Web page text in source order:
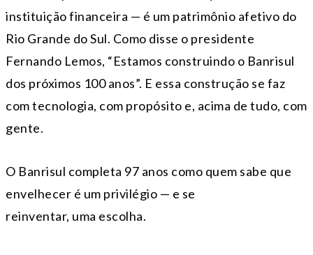
instituição financeira — é um patrimônio afetivo do
Rio Grande do Sul. Como disse o presidente
Fernando Lemos, “Estamos construindo o Banrisul
dos próximos 100 anos”. E essa construção se faz
com tecnologia, com propósito e, acima de tudo, com
gente.
O Banrisul completa 97 anos como quem sabe que
envelhecer é um privilégio — e se
reinventar, uma escolha.